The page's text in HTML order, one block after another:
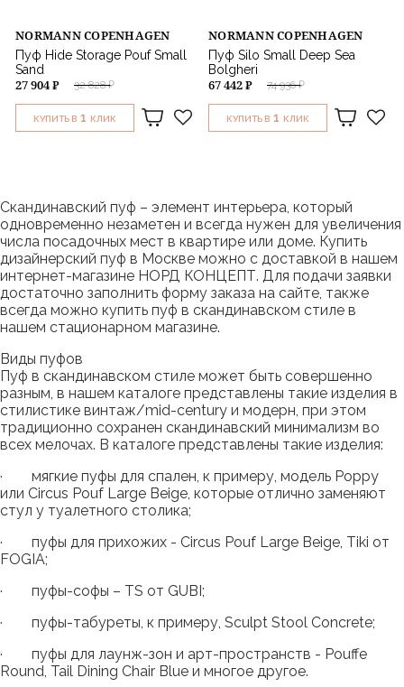
NORMANN COPENHAGEN
Пуф Hide Storage Pouf Small
Sand
32 828 ₽
27 904 ₽
КУПИТЬ В 1 КЛИК
NORMANN COPENHAGEN
Пуф Silo Small Deep Sea
Bolgheri
74 936 ₽
67 442 ₽
КУПИТЬ В 1 КЛИК
Скандинавский пуф – элемент интерьера, который
одновременно незаметен и всегда нужен для увеличения
числа посадочных мест в квартире или доме. Купить
дизайнерский пуф в Москве можно с доставкой в нашем
интернет-магазине НОРД КОНЦЕПТ. Для подачи заявки
достаточно заполнить форму заказа на сайте, также
всегда можно купить пуф в скандинавском стиле в
нашем стационарном магазине.
Виды пуфов
Пуф в скандинавском стиле может быть совершенно
разным, в нашем каталоге представлены такие изделия в
стилистике винтаж/mid-century и модерн, при этом
традиционно сохранен скандинавский минимализм во
всех мелочах. В каталоге представлены такие изделия:
· мягкие пуфы для спален, к примеру, модель Poppy
или Circus Pouf Large Beige, которые отлично заменяют
стул у туалетного столика;
· пуфы для прихожих - Circus Pouf Large Beige, Tiki от
FOGIA;
· пуфы-софы – TS от GUBI;
· пуфы-табуреты, к примеру, Sculpt Stool Concrete;
· пуфы для лаунж-зон и арт-пространств - Pouffe
Round, Tail Dining Chair Blue и многое другое.